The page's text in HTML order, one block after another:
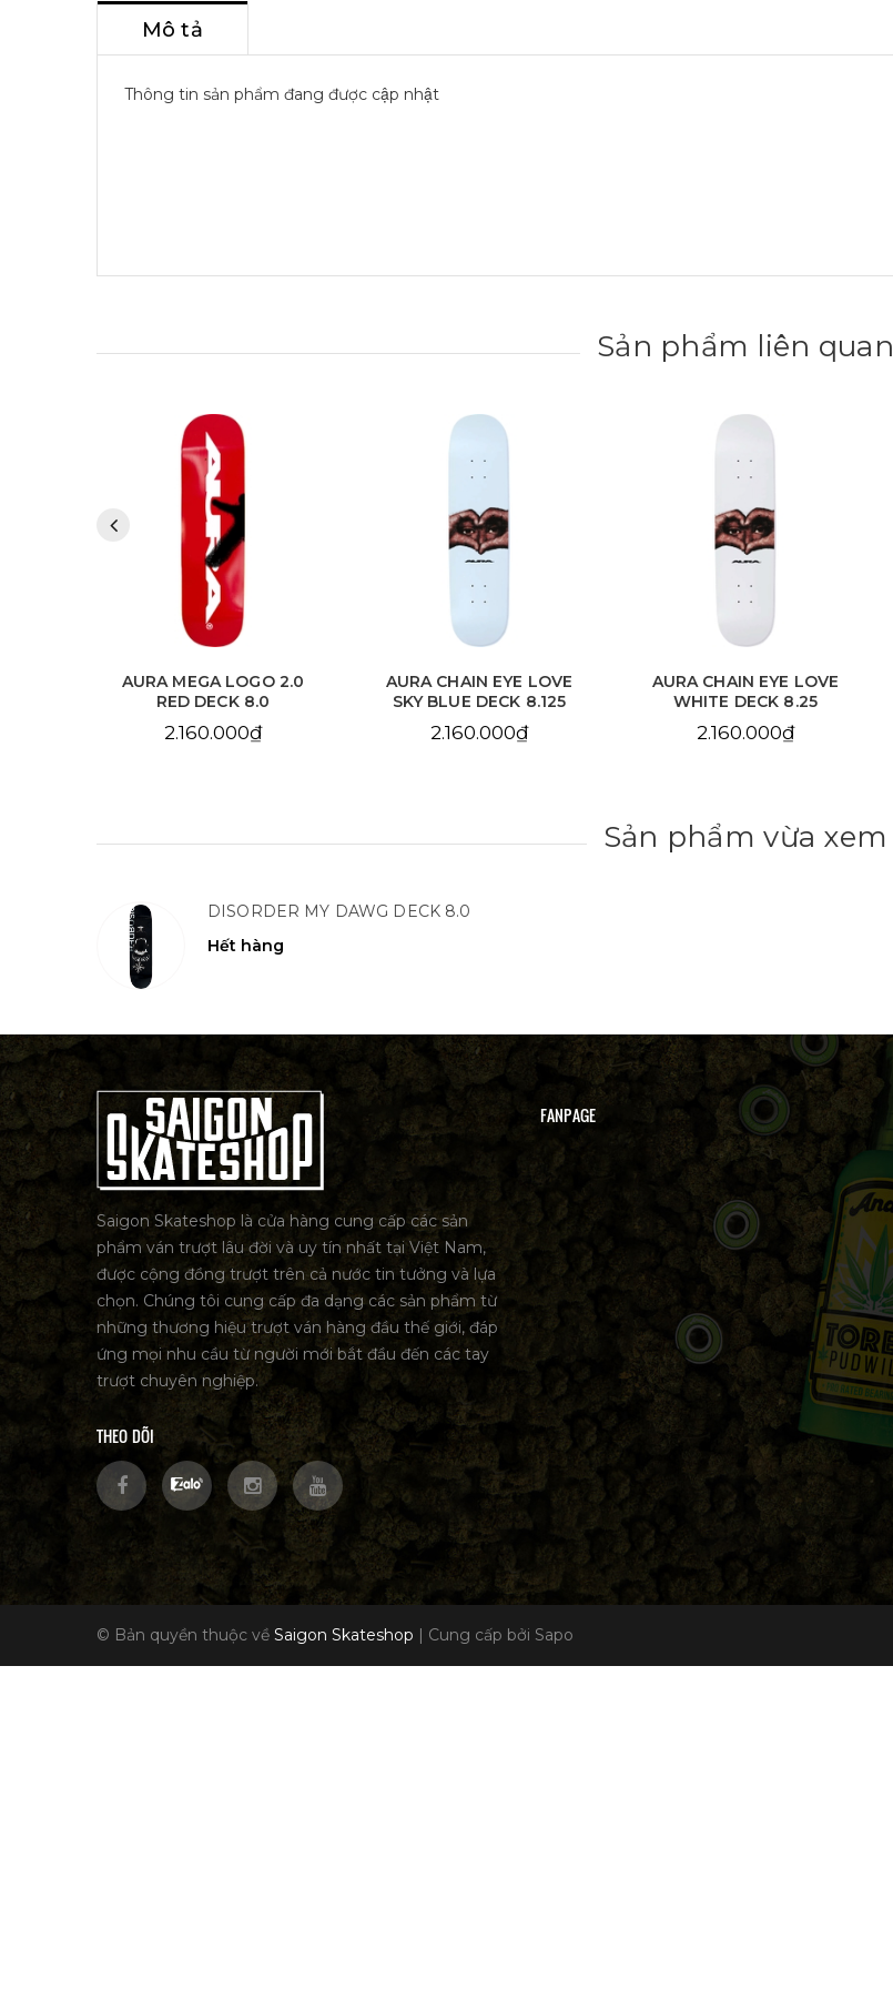
Mô tả
Thông tin sản phẩm đang được cập nhật
Sản phẩm liên quan
AURA MEGA LOGO 2.0
RED DECK 8.0
2.160.000₫
AURA CHAIN EYE LOVE
SKY BLUE DECK 8.125
2.160.000₫
AURA CHAIN EYE LOVE
WHITE DECK 8.25
2.160.000₫
Sản phẩm vừa xem
DISORDER MY DAWG DECK 8.0
Hết hàng
Saigon Skateshop là cửa hàng cung cấp các sản
phẩm ván trượt lâu đời và uy tín nhất tại Việt Nam,
được cộng đồng trượt trên cả nước tin tưởng và lựa
chọn. Chúng tôi cung cấp đa dạng các sản phẩm từ
những thương hiệu trượt ván hàng đầu thế giới, đáp
ứng mọi nhu cầu từ người mới bắt đầu đến các tay
trượt chuyên nghiệp.
THEO DÕI
FANPAGE
© Bản quyền thuộc về Saigon Skateshop | Cung cấp bởi Sapo